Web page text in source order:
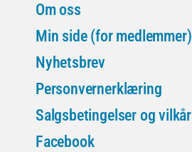
Om oss
Min side (for medlemmer)
Nyhetsbrev
Personvernerklæring
Salgsbetingelser og vilkår
Facebook